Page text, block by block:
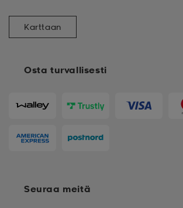
Osta turvallisesti
Karttaan
Seuraa meitä